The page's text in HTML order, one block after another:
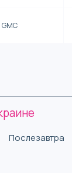
GMC
Послезавтра